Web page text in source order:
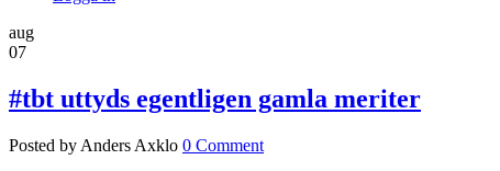
aug
07
#tbt uttyds egentligen gamla meriter
Posted by Anders Axklo 0 Comment